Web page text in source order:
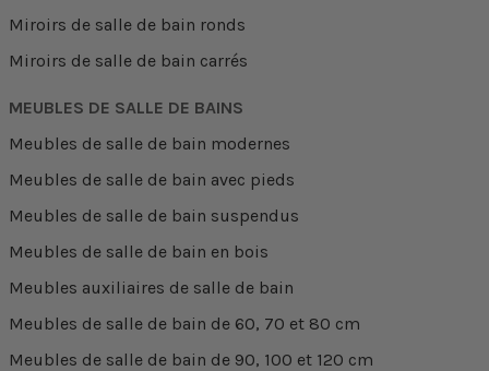
Miroirs de salle de bain ronds
Miroirs de salle de bain carrés
MEUBLES DE SALLE DE BAINS
Meubles de salle de bain modernes
Meubles de salle de bain avec pieds
Meubles de salle de bain suspendus
Meubles de salle de bain en bois
Meubles auxiliaires de salle de bain
Meubles de salle de bain de 60, 70 et 80 cm
Meubles de salle de bain de 90, 100 et 120 cm